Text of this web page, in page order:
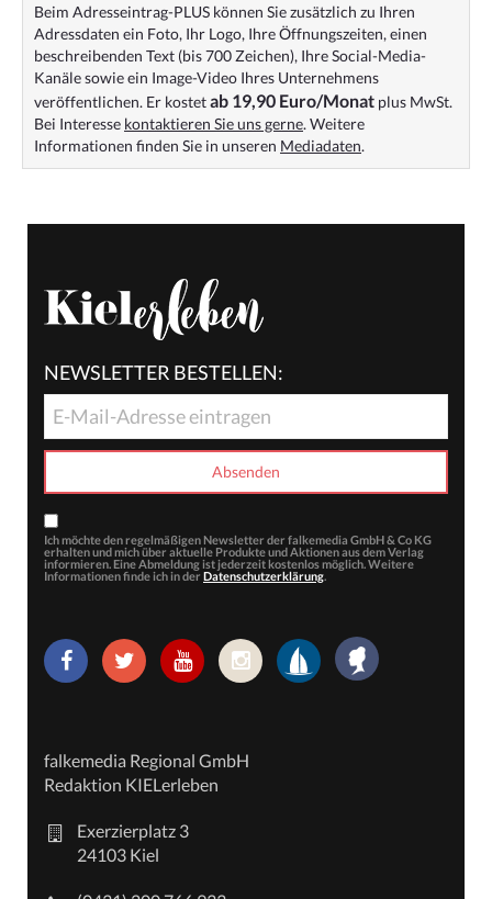
Beim Adresseintrag-PLUS können Sie zusätzlich zu Ihren
Adressdaten ein Foto, Ihr Logo, Ihre Öffnungszeiten, einen
beschreibenden Text (bis 700 Zeichen), Ihre Social-Media-
Kanäle sowie ein Image-Video Ihres Unternehmens
veröffentlichen. Er kostetab 19,90 Euro/Monat plus MwSt.
Bei Interesse kontaktieren Sie uns gerne. Weitere
Informationen finden Sie in unseren Mediadaten.
NEWSLETTER BESTELLEN:
Ich möchte den regelmäßigen Newsletter der falkemedia GmbH & Co KG
erhalten und mich über aktuelle Produkte und Aktionen aus dem Verlag
informieren. Eine Abmeldung ist jederzeit kostenlos möglich. Weitere
Informationen finde ich in der Datenschutzerklärung.
falkemedia Regional GmbH
Redaktion KIELerleben
Exerzierplatz 3
24103 Kiel